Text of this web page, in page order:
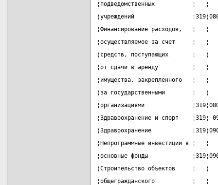
¦подведомственных
¦учреждений
¦Финансирование расходов,
¦осуществляемое за счет
¦средств, поступающих
¦от сдачи в аренду          ¦
¦имущества, закрепленного
¦за государственными
¦организациями
¦Здравоохранение и спорт
¦Здравоохранение
¦Непрограммные инвестиции
¦основные фонды
¦Строительство объектов
¦общегражданского